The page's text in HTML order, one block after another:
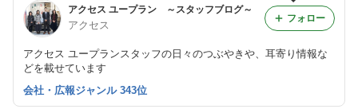
アクセス ユープラン ～スタッフブログ～
アクセス
アクセス ユープランスタッフの日々のつぶやきや、耳寄り情報な
どを載せています
フォロー
会社・広報ジャンル 343位